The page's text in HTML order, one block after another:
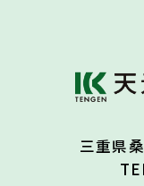
三重県